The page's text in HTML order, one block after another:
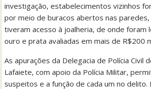
investigação, estabelecimentos vizinhos
por meio de buracos abertos nas
tiveram acesso à joalheria, de onde foram
ouro e prata avaliadas em mais de R$200
As apurações da Delegacia de Polícia Civil
Lafaiete, com apoio da Polícia Militar,
suspeitos e a função de cada um no delito.